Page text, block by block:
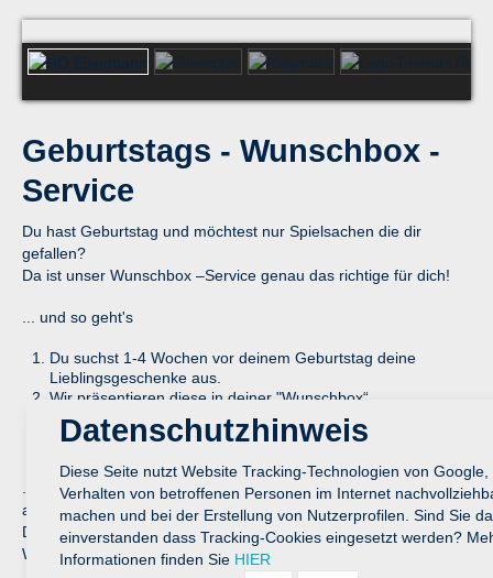
HO Eisenbahn
Geburtstags - Wunschbox -
Service
Du hast Geburtstag und möchtest nur Spielsachen die dir
gefallen?
Da ist unser Wunschbox –Service genau das richtige für dich!
... und so geht's
Du suchst 1-4 Wochen vor deinem Geburtstag deine
Lieblingsgeschenke aus.
Wir präsentieren diese in deiner "Wunschbox“
Erzähle deiner Familie und deinen Freunden von deiner
Wunschbox und wo sie die begehrten Geschenke kaufen
... wir heben deine Wunschbox bis zu deiner Geburtstagsfeier
auf.
Du brauchst dich um nichts mehr zu kümmern, deine
Wunschbox wird nach deinem Geburtstag von uns aufgelöst.
Datenschutzhinweis
Diese Seite nutzt Website Tracking-Technologien von Google,
Verhalten von betroffenen Personen im Internet
machen und bei der Erstellung von Nutzerprofilen. Sind Sie
einverstanden dass Tracking-Cookies eingesetzt werden?
Informationen finden Sie HIER